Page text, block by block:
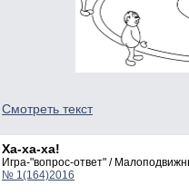
Смотреть текст
Ха-ха-ха!
Игра-"вопрос-ответ" /
№ 1(164)2016